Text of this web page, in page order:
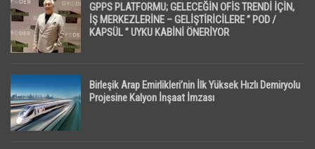
GPPS PLATFORMU; GELECEĞİN OFİS TRENDİ İÇİN,
İŞ MERKEZLERİNE – GELİŞTİRİCİLERE ” POD /
KAPSÜL ” UYKU KABİNİ ÖNERİYOR
Birleşik Arap Emirlikleri’nin İlk Yüksek Hızlı Demiryolu
Projesine Kalyon İnşaat İmzası